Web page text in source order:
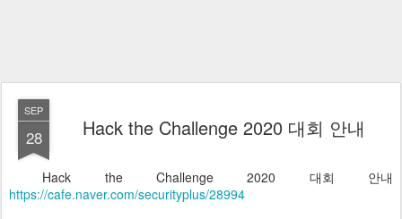
SEP
28 Hack the Challenge 2020 대회 안내
Hack the Challenge 2020 대회 안내
https://cafe.naver.com/securityplus/28994